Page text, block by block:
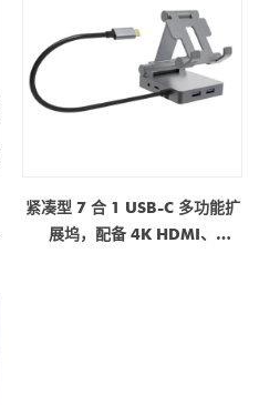
紧凑型 7 合 1 USB-C 多功能扩
展坞，配备 4K HDMI、